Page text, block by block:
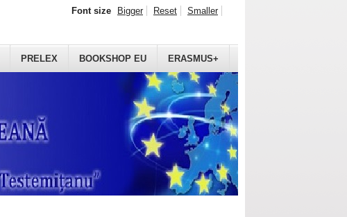
PRELEX BOOKSHOP EU ERASMUS+
Font size Bigger Reset Smaller